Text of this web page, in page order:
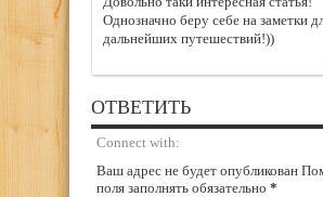
Однозначно беру себе на заметки
дальнейших путешествий!))
ОТВЕТИТЬ
Connect with:
Ваш адрес не будет опубликован
поля заполнять обязательно *